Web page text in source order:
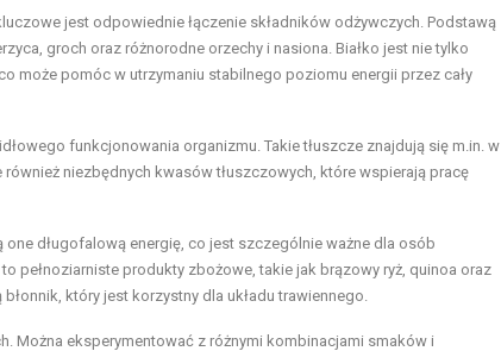
kluczowe jest odpowiednie łączenie składników odżywczych. Podstawą
groch oraz różnorodne orzechy i nasiona. Białko jest nie tylko
może pomóc w utrzymaniu stabilnego poziomu energii przez cały
funkcjonowania organizmu. Takie tłuszcze znajdują się m.in. w
niezbędnych kwasów tłuszczowych, które wspierają pracę
długofalową energię, co jest szczególnie ważne dla osób
pełnoziarniste produkty zbożowe, takie jak brązowy ryż, quinoa oraz
który jest korzystny dla układu trawiennego.
Można eksperymentować z różnymi kombinacjami smaków i